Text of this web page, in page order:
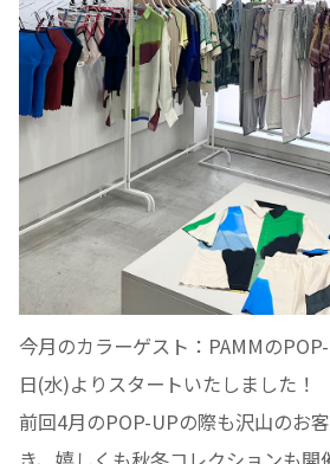
今月のカラーゲスト：PAMMの
日(水)よりスタートいたしました！
前回4月のPOP-UPの際も沢山のお